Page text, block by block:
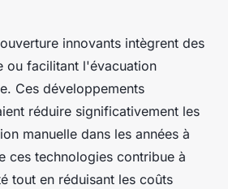
innovants intègrent des
ou facilitant l'évacuation
Ces développements
réduire significativement les
manuelle dans les années à
ces technologies contribue à
tout en réduisant les coûts